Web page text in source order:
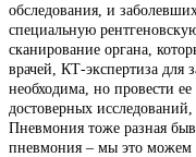
обследования, и
специальную
сканирование органа,
врачей, КТ-экспертиза для
необходима, но провести
достоверных
Пневмония тоже разная
пневмония – мы это можем